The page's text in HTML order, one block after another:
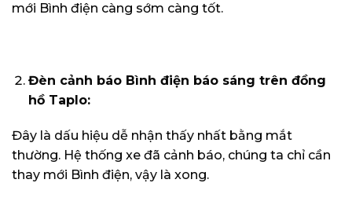
mới Bình điện càng sớm càng tốt.
Đèn cảnh báo Bình điện báo sáng trên đồng
hồ Taplo:
Đây là dấu hiệu dễ nhận thấy nhất bằng mắt
thường. Hệ thống xe đã cảnh báo, chúng ta chỉ cần
thay mới Bình điện, vậy là xong.